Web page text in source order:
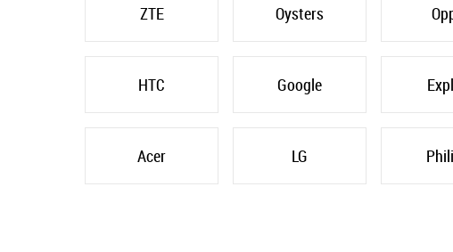
ZTE Oysters
HTC Google
Acer LG